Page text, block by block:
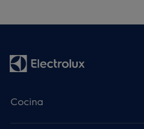
Cocina